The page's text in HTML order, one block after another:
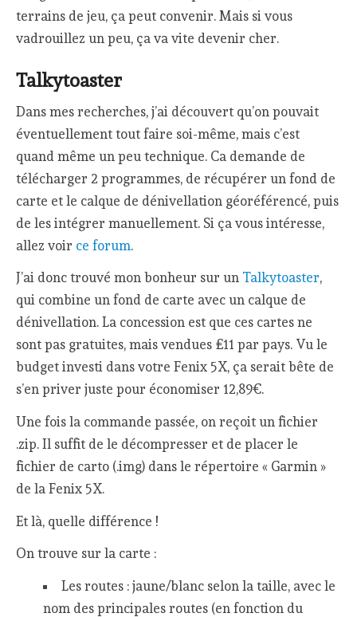
terrains de jeu, ça peut convenir. Mais si vous
vadrouillez un peu, ça va vite devenir cher.
Talkytoaster
Dans mes recherches, j’ai découvert qu’on pouvait
éventuellement tout faire soi-même, mais c’est
quand même un peu technique. Ca demande de
télécharger 2 programmes, de récupérer un fond de
carte et le calque de dénivellation géoréférencé, puis
de les intégrer manuellement. Si ça vous intéresse,
allez voir ce forum.
J’ai donc trouvé mon bonheur sur un Talkytoaster,
qui combine un fond de carte avec un calque de
dénivellation. La concession est que ces cartes ne
sont pas gratuites, mais vendues £11 par pays. Vu le
budget investi dans votre Fenix 5X, ça serait bête de
s’en priver juste pour économiser 12,89€.
Une fois la commande passée, on reçoit un fichier
.zip. Il suffit de le décompresser et de placer le
fichier de carto (.img) dans le répertoire « Garmin »
de la Fenix 5X.
Et là, quelle différence !
On trouve sur la carte :
Les routes : jaune/blanc selon la taille, avec le
nom des principales routes (en fonction du